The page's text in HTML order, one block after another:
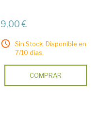
9,00 €
Sin Stock. Disponible en
7/10 días.
COMPRAR